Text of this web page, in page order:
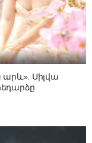
արև». Սիլվա